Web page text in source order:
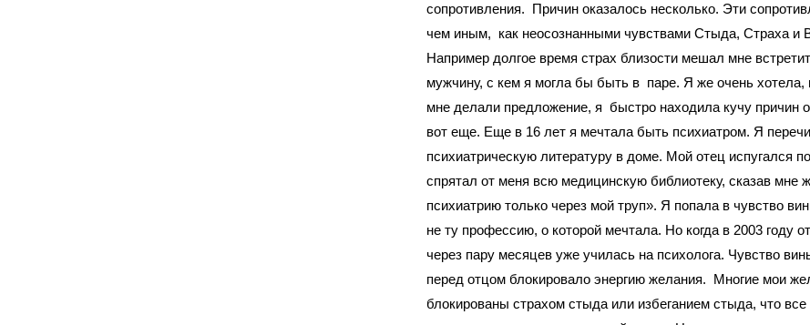
сопротивления. Причин оказалось несколько. Эти
чем иным, как неосознанными чувствами Стыда, Страха и
Например долгое время страх близости мешал мне
мужчину, с кем я могла бы быть в паре. Я же очень хотела,
мне делали предложение, я быстро находила кучу причин
вот еще. Еще в 16 лет я мечтала быть психиатром. Я
психиатрическую литературу в доме. Мой отец испугался
спрятал от меня всю медицинскую библиотеку, сказав мне
психиатрию только через мой труп». Я попала в чувство
не ту профессию, о которой мечтала. Но когда в 2003 году
через пару месяцев уже училась на психолога. Чувство
перед отцом блокировало энергию желания. Многие мои
блокированы страхом стыда или избеганием стыда, что все